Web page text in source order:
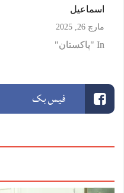
اسماعیل
مارچ 26, 2025
In "پاکستان"
فیس بک